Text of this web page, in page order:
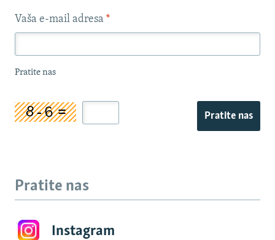
Vaša e-mail adresa *
Pratite nas
Pratite nas
Pratite nas
Instagram